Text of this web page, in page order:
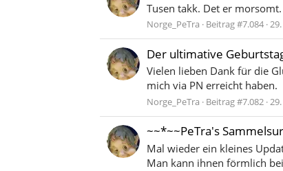
Tusen takk. Det er
Norge_PeTra Beitrag #7.084
Der ultimative
Vielen lieben Dank für die
mich via PN erreicht haben.
Norge_PeTra Beitrag #7.082
~~*~~PeTra's
Mal wieder ein kleines
Man kann ihnen förmlich